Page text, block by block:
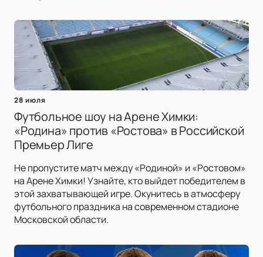
28 июля
Футбольное шоу на Арене Химки:
«Родина» против «Ростова» в Российской
Премьер Лиге
Не пропустите матч между «Родиной» и «Ростовом»
на Арене Химки! Узнайте, кто выйдет победителем в
этой захватывающей игре. Окунитесь в атмосферу
футбольного праздника на современном стадионе
Московской области.